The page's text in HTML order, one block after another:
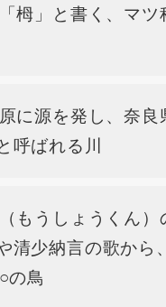
栂」と書く、マツ
に源を発し、奈良
呼ばれる川
もうしょうくん）
清少納言の歌から
の鳥